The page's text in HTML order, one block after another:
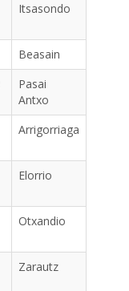
Itsasondo
Beasain
Pasai
Antxo
Arrigorriaga
Elorrio
Otxandio
Zarautz